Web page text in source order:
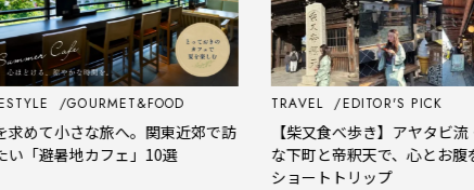
GOURMET&FOOD
て小さな旅へ。関東近郊で訪
避暑地カフェ」10選
TRAVEL EDITOR'S PICK
【柴又食べ歩き】アヤタビ流・レ
な下町と帝釈天で、心とお腹を満
ショートトリップ